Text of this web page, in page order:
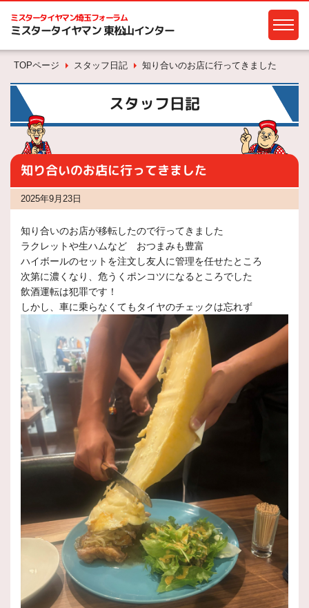
ミスタータイヤマン埼玉フォーラム
ミスタータイヤマン 東松山インター
TOPページ スタッフ日記 知り合いのお店に行ってきました
スタッフ日記
知り合いのお店に行ってきました
2025年9月23日
知り合いのお店が移転したので行ってきました
ラクレットや生ハムなど おつまみも豊富
ハイボールのセットを注文し友人に管理を任せたところ
次第に濃くなり、危うくポンコツになるところでした
飲酒運転は犯罪です！
しかし、車に乗らなくてもタイヤのチェックは忘れず